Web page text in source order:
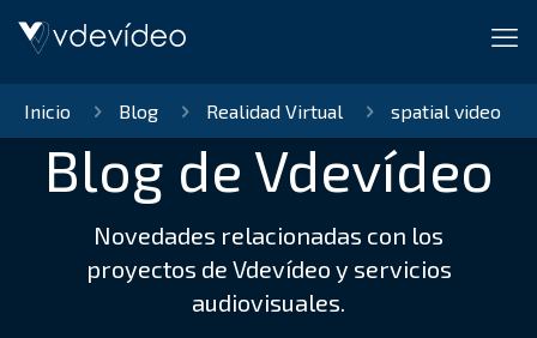
Inicio Blog Realidad Virtual spatial video
Blog de Vdevídeo
Novedades relacionadas con los
proyectos de Vdevídeo y servicios
audiovisuales.